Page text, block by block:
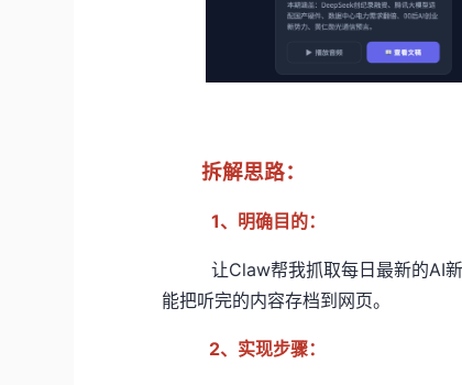
拆解思路：
1、明确目的：
让Claw帮我抓取每日最新的AI新
能把听完的内容存档到网页。
2、实现步骤：